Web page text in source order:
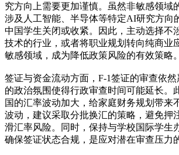
究方向上需要更加谨慎。虽然非敏感领域
涉及人工智能、半导体等特定AI研究方向
中国学生关闭或收紧。因此，主动选择不
技术的行业，或者将职业规划转向纯商业
敏感领域，成为降低政策风险的有效策略。
签证与资金流动方面，F-1签证的审查依
的政治氛围使得行政审查时间可能延长。
国的汇率波动加大，给家庭财务规划带来
波动，建议采取分批换汇的策略，避免押
滑汇率风险。同时，保持与学校国际学生
确保签证状态合规，是应对潜在审查压力